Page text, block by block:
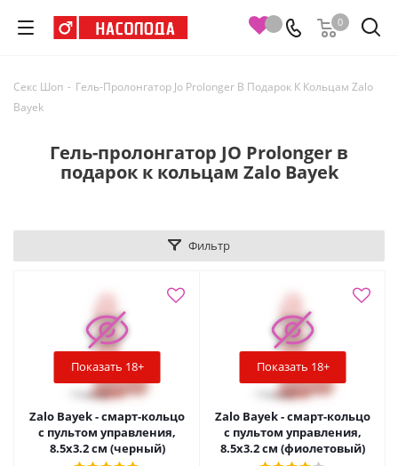
0
Секс Шоп - Гель-Пролонгатор Jo Prolonger В Подарок К Кольцам Zalo
Bayek
Гель-пролонгатор JO Prolonger в
подарок к кольцам Zalo Bayek
Фильтр
Показать 18+
Zalo Bayek - смарт-кольцо
с пультом управления,
8.5х3.2 см (черный)
Показать 18+
Zalo Bayek - смарт-кольцо
с пультом управления,
8.5х3.2 см (фиолетовый)